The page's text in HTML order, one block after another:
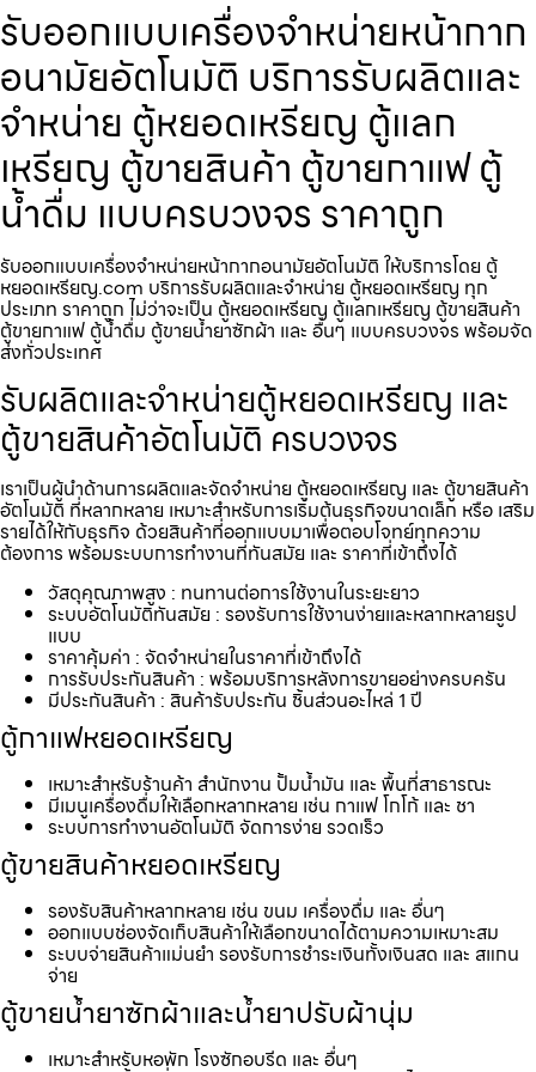
รับออกแบบเครื่องจำหน่ายหน้ากาก
อนามัย​อัตโนมัติ บริการรับผลิตและ
จำหน่าย ตู้หยอดเหรียญ ตู้แลก
เหรียญ ตู้ขายสินค้า ตู้ขายกาแฟ ตู้
น้ำดื่ม แบบครบวงจร ราคาถูก
รับออกแบบเครื่องจำหน่ายหน้ากากอนามัย​อัตโนมัติ ให้บริการโดย ตู้
หยอดเหรียญ.com บริการรับผลิตและจำหน่าย ตู้หยอดเหรียญ ทุก
ประเภท ราคาถูก ไม่ว่าจะเป็น ตู้หยอดเหรียญ ตู้แลกเหรียญ ตู้ขายสินค้า
ตู้ขายกาแฟ ตู้น้ำดื่ม ตู้ขายน้ำยาซักผ้า และ อื่นๆ แบบครบวงจร พร้อมจัด
ส่งทั่วประเทศ
รับผลิตและจำหน่ายตู้หยอดเหรียญ และ
ตู้ขายสินค้าอัตโนมัติ ครบวงจร
เราเป็นผู้นำด้านการผลิตและจัดจำหน่าย ตู้หยอดเหรียญ และ ตู้ขายสินค้า
อัตโนมัติ ที่หลากหลาย เหมาะสำหรับการเริ่มต้นธุรกิจขนาดเล็ก หรือ เสริม
รายได้ให้กับธุรกิจ ด้วยสินค้าที่ออกแบบมาเพื่อตอบโจทย์ทุกความ
ต้องการ พร้อมระบบการทำงานที่ทันสมัย และ ราคาที่เข้าถึงได้
วัสดุคุณภาพสูง : ทนทานต่อการใช้งานในระยะยาว
ระบบอัตโนมัติทันสมัย : รองรับการใช้งานง่ายและหลากหลายรูป
แบบ
ราคาคุ้มค่า : จัดจำหน่ายในราคาที่เข้าถึงได้
การรับประกันสินค้า : พร้อมบริการหลังการขายอย่างครบครัน
มีประกันสินค้า : สินค้ารับประกัน ชิ้นส่วนอะไหล่ 1 ปี
ตู้กาแฟหยอดเหรียญ
เหมาะสำหรับร้านค้า สำนักงาน ปั้มน้ำมัน และ พื้นที่สาธารณะ
มีเมนูเครื่องดื่มให้เลือกหลากหลาย เช่น กาแฟ โกโก้ และ ชา
ระบบการทำงานอัตโนมัติ จัดการง่าย รวดเร็ว
ตู้ขายสินค้าหยอดเหรียญ
รองรับสินค้าหลากหลาย เช่น ขนม เครื่องดื่ม และ อื่นๆ
ออกแบบช่องจัดเก็บสินค้าให้เลือกขนาดได้ตามความเหมาะสม
ระบบจ่ายสินค้าแม่นยำ รองรับการชำระเงินทั้งเงินสด และ สแกน
จ่าย
ตู้ขายน้ำยาซักผ้าและน้ำยาปรับผ้านุ่ม
เหมาะสำหรับหอพัก โรงซักอบรีด และ อื่นๆ